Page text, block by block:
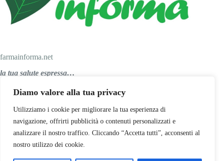
Diamo valore alla tua privacy
Utilizziamo i cookie per migliorare la tua esperienza di
navigazione, offrirti pubblicità o contenuti personalizzati e
analizzare il nostro traffico. Cliccando “Accetta tutti”, acconsenti al
nostro utilizzo dei cookie.
farmainforma.net
la tua salute espressa…
Personal Salus srl
Via Papa Giovanni XXIII, 47
Telefono: 0523 556688